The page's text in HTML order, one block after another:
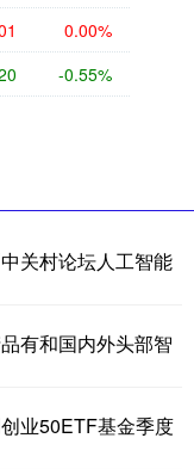
0.00%
-0.55%
关村论坛人工智能
有和国内外头部智
业50ETF基金季度